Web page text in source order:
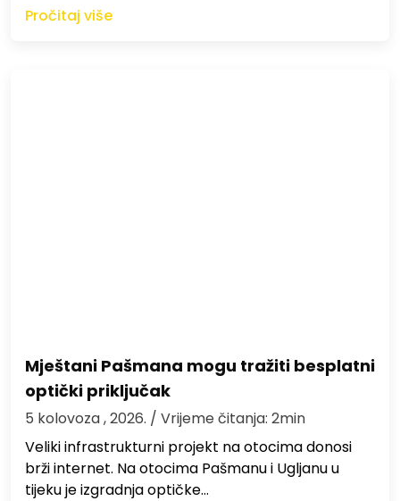
Pročitaj više
Mještani Pašmana mogu tražiti besplatni
optički priključak
5 kolovoza , 2026. / Vrijeme čitanja: 2min
Veliki infrastrukturni projekt na otocima donosi
brži internet. Na otocima Pašmanu i Ugljanu u
tijeku je izgradnja optičke…